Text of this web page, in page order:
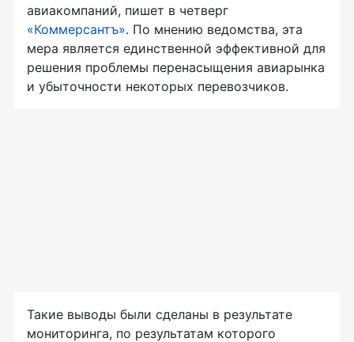
авиакомпаний, пишет в четверг
«Коммерсантъ». По мнению ведомства, эта
мера является единственной эффективной для
решения проблемы перенасыщения авиарынка
и убыточности некоторых перевозчиков.
Такие выводы были сделаны в результате
мониторинга, по результатам которого